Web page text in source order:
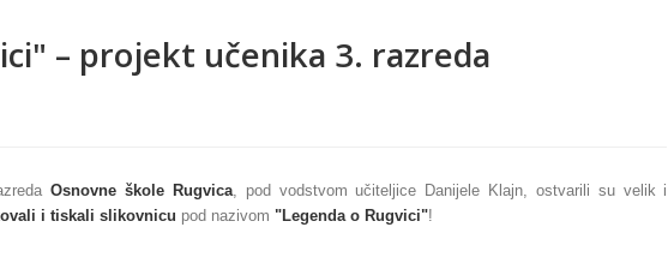
– projekt učenika 3. razreda
Osnovne škole Rugvica, pod vodstvom učiteljice Danijele Klajn, ostvarili su velik i
i tiskali slikovnicu pod nazivom "Legenda o Rugvici"!